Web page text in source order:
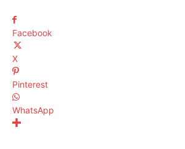
Facebook
X
Pinterest
WhatsApp